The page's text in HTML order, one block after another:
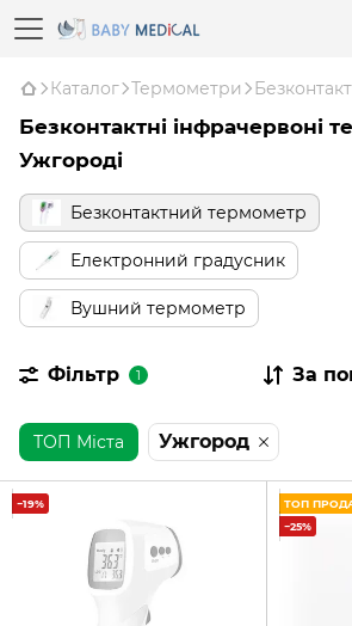
Каталог Термометри
Безконтактні інфрачервоні
Ужгороді
Безконтактний термометр
Електронний градусник
Вушний термометр
Фільтр 1 За
ТОП Міста Ужгород
−19%
ТОП
−25%